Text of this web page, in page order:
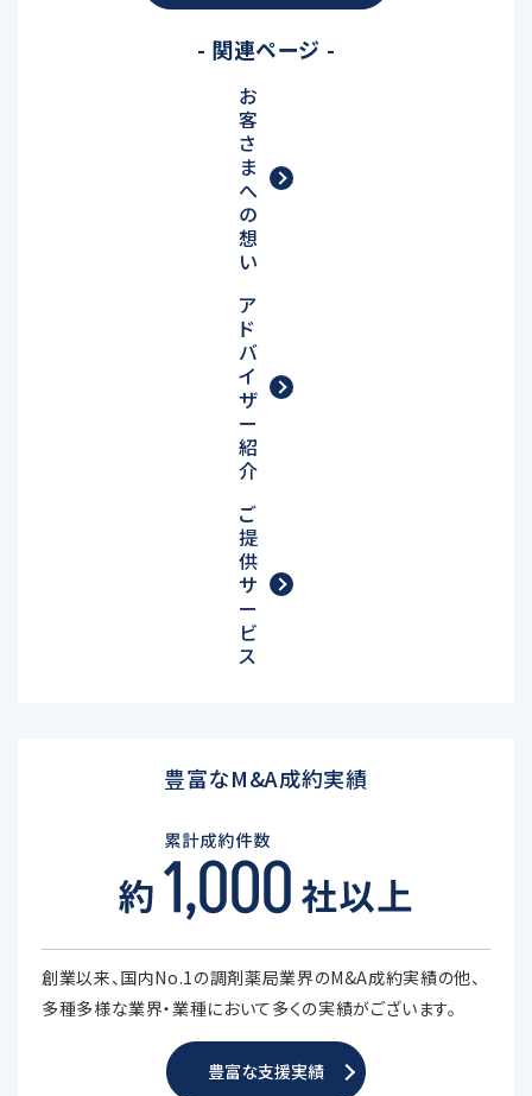
- 関連ページ -
お
客
さ
ま
へ
の
想
い
ア
ド
バ
イ
ザ
ー
紹
介
ご
提
供
サ
ー
ビ
ス
豊富なM&A成約実績
創業以来、国内No.1の調剤薬局業界のM&A成約実績の他、
多種多様な業界・業種において多くの実績がございます。
豊富な支援実績